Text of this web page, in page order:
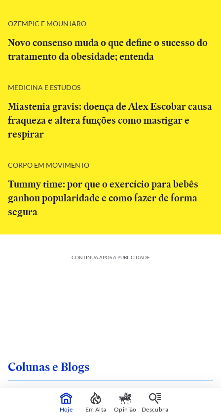
OZEMPIC E MOUNJARO
Novo consenso muda o que define o sucesso do
tratamento da obesidade; entenda
MEDICINA E ESTUDOS
Miastenia gravis: doença de Alex Escobar causa
fraqueza e altera funções como mastigar e
respirar
CORPO EM MOVIMENTO
Tummy time: por que o exercício para bebês
ganhou popularidade e como fazer de forma
segura
CONTINUA APÓS A PUBLICIDADE
Colunas e Blogs
Hoje Em Alta Opinião Descubra